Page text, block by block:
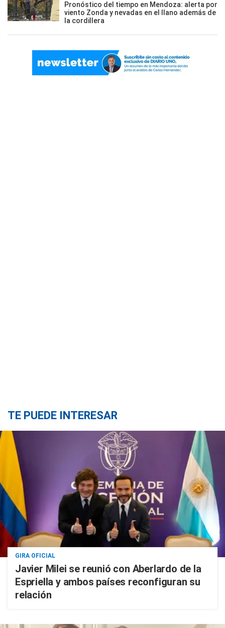
Pronóstico del tiempo en Mendoza: alerta por
viento Zonda y nevadas en el llano además de
la cordillera
TE PUEDE INTERESAR
GIRA OFICIAL
Javier Milei se reunió con Aberlardo de la
Espriella y ambos países reconfiguran su
relación